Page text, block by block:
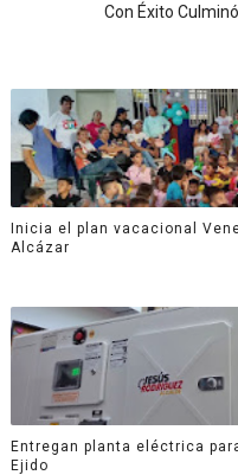
Con Éxito
Inicia el plan vacacional
Alcázar
Entregan planta eléctrica
Ejido